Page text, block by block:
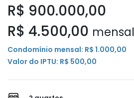
R$ 900.000,00
R$ 4.500,00 mensal
Condomínio mensal: R$ 1.000,00
Valor do IPTU: R$ 500,00